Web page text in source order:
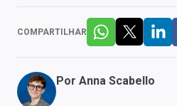
COMPARTILHAR
Por Anna Scabello